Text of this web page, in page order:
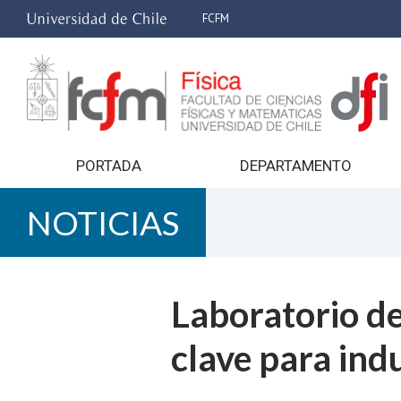
FCFM
PORTADA DEPARTAMENTO
NOTICIAS
Laboratorio
clave para